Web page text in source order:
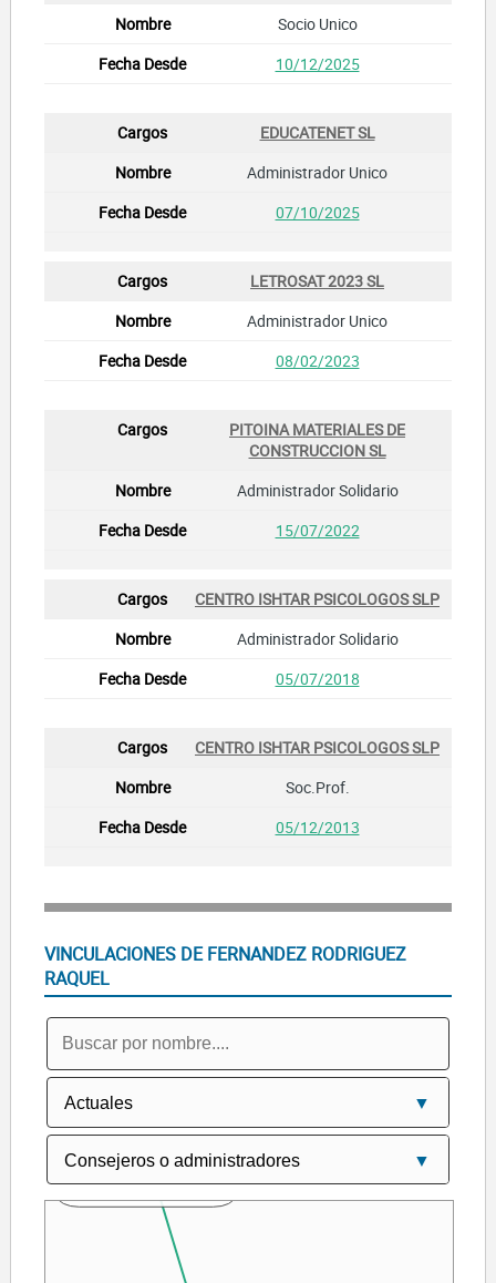
Socio Unico
10/12/2025
EDUCATENET SL
Administrador Unico
07/10/2025
LETROSAT 2023 SL
Administrador Unico
08/02/2023
PITOINA MATERIALES DE
CONSTRUCCION SL
Administrador Solidario
15/07/2022
CENTRO ISHTAR PSICOLOGOS SLP
Administrador Solidario
05/07/2018
CENTRO ISHTAR PSICOLOGOS SLP
Soc.Prof.
05/12/2013
VINCULACIONES DE FERNANDEZ RODRIGUEZ
RAQUEL